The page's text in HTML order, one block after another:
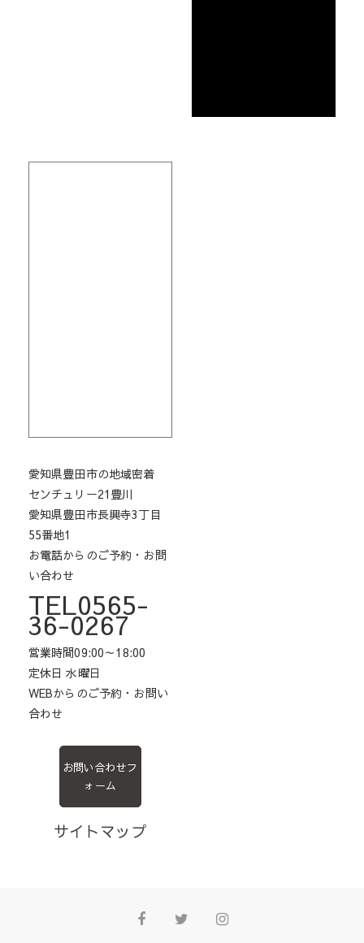
愛知県豊田市の地域密着
センチュリー21豊川
愛知県豊田市長興寺3丁目
55番地1
お電話からのご予約・お問
い合わせ
TEL0565-
36-0267
営業時間09:00～18:00
定休日 水曜日
WEBからのご予約・お問い
合わせ
お問い合わせフ
ォーム
サイトマップ
FacebookTwitterInstagram